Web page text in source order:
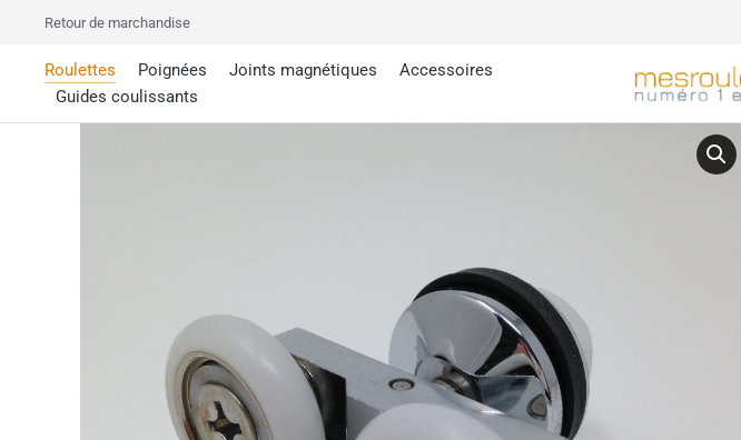
Retour de marchandise
Roulettes Poignées Joints magnétiques
Accessoires
Guides coulissants